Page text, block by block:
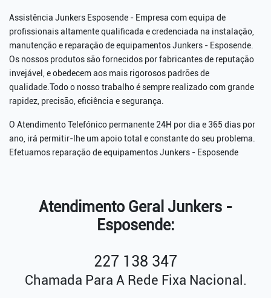
Assistência Junkers Esposende - Empresa com equipa de
profissionais altamente qualificada e credenciada na instalação,
manutenção e reparação de equipamentos Junkers - Esposende.
Os nossos produtos são fornecidos por fabricantes de reputação
invejável, e obedecem aos mais rigorosos padrões de
qualidade.Todo o nosso trabalho é sempre realizado com grande
rapidez, precisão, eficiência e segurança.
O Atendimento Telefónico permanente 24H por dia e 365 dias por
ano, irá permitir-lhe um apoio total e constante do seu problema.
Efetuamos reparação de equipamentos Junkers - Esposende
Atendimento Geral Junkers -
Esposende:
227 138 347
Chamada Para A Rede Fixa Nacional.